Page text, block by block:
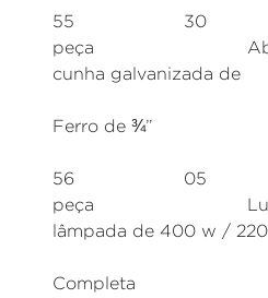
55
peça
cunha galvanizada de
Ferro de ¾”
56
peça
lâmpada de 400 w /
Completa